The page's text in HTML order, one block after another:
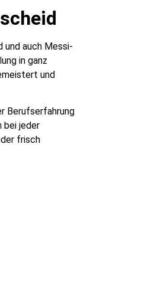
und auch Messi-
in ganz
und
Berufserfahrung
bei jeder
frisch